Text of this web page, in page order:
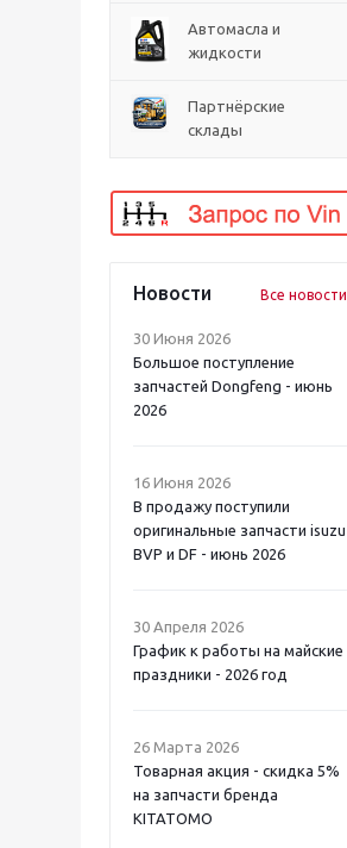
Автомасла и
жидкости
Партнёрские
склады
Новости Все новости
30 Июня 2026
Большое поступление
запчастей Dongfeng - июнь
2026
16 Июня 2026
В продажу поступили
оригинальные запчасти isuzu
BVP и DF - июнь 2026
30 Апреля 2026
График к работы на майские
праздники - 2026 год
26 Марта 2026
Товарная акция - скидка 5%
на запчасти бренда
KITATOMO